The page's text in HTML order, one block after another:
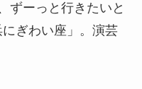
ずーっと行きたいと
ぎわい座」。演芸